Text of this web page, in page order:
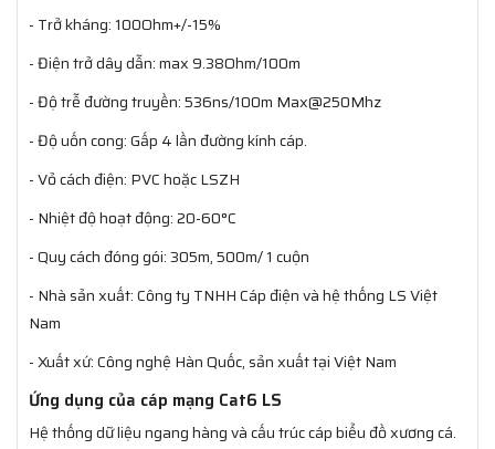
- Trở kháng: 100Ohm+/-15%
- Điện trở dây dẫn: max 9.38Ohm/100m
- Độ trễ đường truyền: 536ns/100m Max@250Mhz
- Độ uốn cong: Gấp 4 lần đường kính cáp.
- Vỏ cách điện: PVC hoặc LSZH
- Nhiệt độ hoạt động: 20-60°C
- Quy cách đóng gói: 305m, 500m/ 1 cuộn
- Nhà sản xuất: Công ty TNHH Cáp điện và hệ thống LS Việt
Nam
- Xuất xứ: Công nghệ Hàn Quốc, sản xuất tại Việt Nam
Ứng dụng của cáp mạng Cat6 LS
Hệ thống dữ liệu ngang hàng và cấu trúc cáp biểu đồ xương cá.